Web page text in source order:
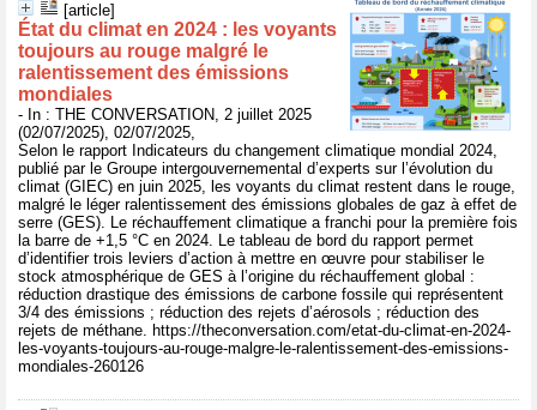
[article]
État du climat en 2024 : les voyants
toujours au rouge malgré le
ralentissement des émissions
mondiales
- In : THE CONVERSATION, 2 juillet 2025
(02/07/2025), 02/07/2025,
Selon le rapport Indicateurs du changement climatique mondial 2024,
publié par le Groupe intergouvernemental d’experts sur l’évolution du
climat (GIEC) en juin 2025, les voyants du climat restent dans le rouge,
malgré le léger ralentissement des émissions globales de gaz à effet de
serre (GES). Le réchauffement climatique a franchi pour la première fois
la barre de +1,5 °C en 2024. Le tableau de bord du rapport permet
d’identifier trois leviers d’action à mettre en œuvre pour stabiliser le
stock atmosphérique de GES à l’origine du réchauffement global :
réduction drastique des émissions de carbone fossile qui représentent
3/4 des émissions ; réduction des rejets d’aérosols ; réduction des
rejets de méthane. https://theconversation.com/etat-du-climat-en-2024-
les-voyants-toujours-au-rouge-malgre-le-ralentissement-des-emissions-
mondiales-260126